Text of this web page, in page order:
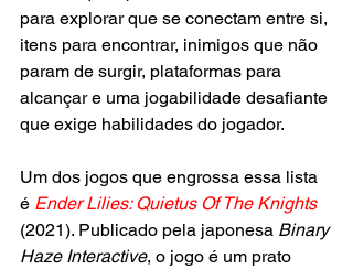
para explorar que se conectam entre si,
itens para encontrar, inimigos que não
param de surgir, plataformas para
alcançar e uma jogabilidade desafiante
que exige habilidades do jogador.
Um dos jogos que engrossa essa lista
é Ender Lilies: Quietus Of The Knights
(2021). Publicado pela japonesa Binary
Haze Interactive, o jogo é um prato